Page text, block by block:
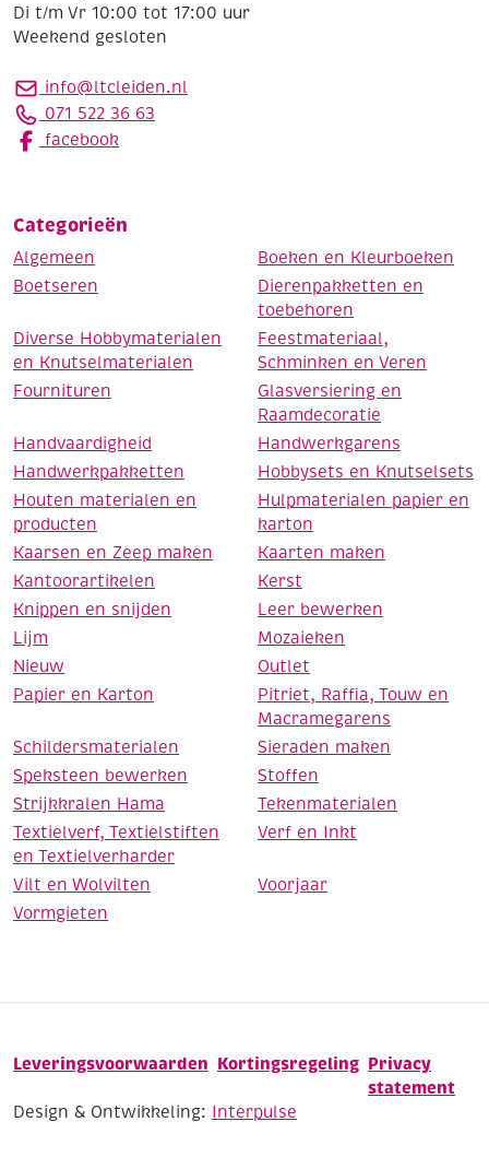
Di t/m Vr 10:00 tot 17:00 uur
Weekend gesloten
info@ltcleiden.nl
071 522 36 63
facebook
Categorieën
Algemeen
Boeken en Kleurboeken
Boetseren
Dierenpakketten en
toebehoren
Diverse Hobbymaterialen
en Knutselmaterialen
Feestmateriaal,
Schminken en Veren
Fournituren
Glasversiering en
Raamdecoratie
Handvaardigheid
Handwerkgarens
Handwerkpakketten
Hobbysets en Knutselsets
Houten materialen en
producten
Hulpmaterialen papier en
karton
Kaarsen en Zeep maken
Kaarten maken
Kantoorartikelen
Kerst
Knippen en snijden
Leer bewerken
Lijm
Mozaieken
Nieuw
Outlet
Papier en Karton
Pitriet, Raffia, Touw en
Macramegarens
Schildersmaterialen
Sieraden maken
Speksteen bewerken
Stoffen
Strijkkralen Hama
Tekenmaterialen
Textielverf, Textielstiften
en Textielverharder
Verf en Inkt
Vilt en Wolvilten
Voorjaar
Vormgieten
Leveringsvoorwaarden Kortingsregeling Privacy
statement
Design & Ontwikkeling: Interpulse